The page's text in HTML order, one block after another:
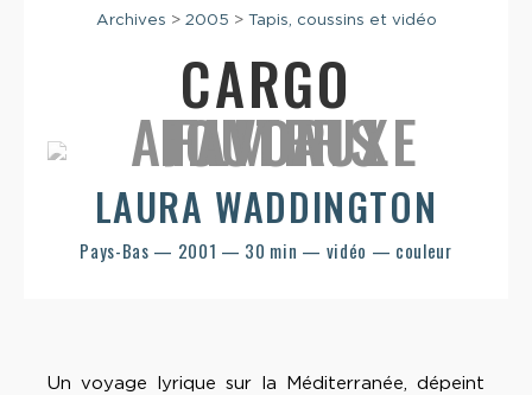
Archives > 2005 > Tapis, coussins et vidéo
CARGO
LAURA WADDINGTON
Pays-Bas — 2001 — 30 min — vidéo — couleur
Un voyage lyrique sur la Méditerranée, dépeint